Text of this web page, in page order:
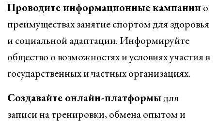
Проводите информационные кампаниио
преимуществах занятие спортом для здоровья
и социальной адаптации. Информируйте
общество о возможностях и условиях участия в
государственных и частных организациях.
Создавайте онлайн-платформыдля
записи на тренировки, обмена опытом и